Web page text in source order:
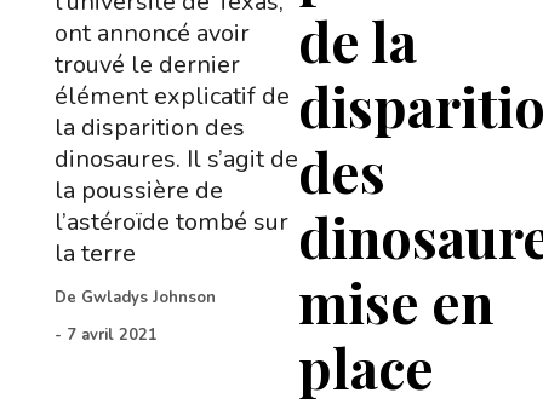
de la
des
mise en
place
ont annoncé avoir
trouvé le dernier
élément explicatif de
la disparition des
dinosaures. Il s’agit de
la poussière de
l’astéroïde tombé sur
la terre
De Gwladys Johnson
- 7 avril 2021